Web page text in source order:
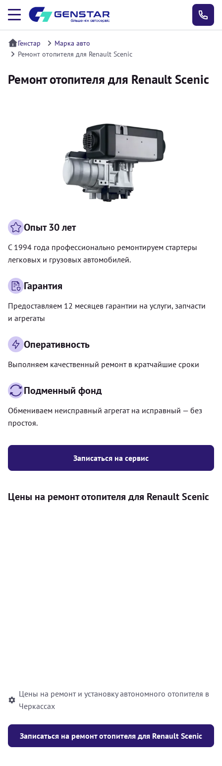
Генстар
Марка авто
Ремонт отопителя для Renault Scenic
Ремонт отопителя для Renault Scenic
Записаться на сервис
Опыт 30 лет
С 1994 года профессионально ремонтируем стартеры
легковых и грузовых автомобилей.
Гарантия
Предоставляем 12 месяцев гарантии на услуги, запчасти
и агрегаты
Оперативность
Выполняем качественный ремонт в кратчайшие сроки
Подменный фонд
Обмениваем неисправный агрегат на исправный — без
простоя.
Цены на ремонт отопителя для Renault Scenic
Цены на ремонт и установку автономного отопителя в
Черкассах
Записаться на ремонт отопителя для Renault Scenic